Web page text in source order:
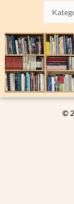
der
©